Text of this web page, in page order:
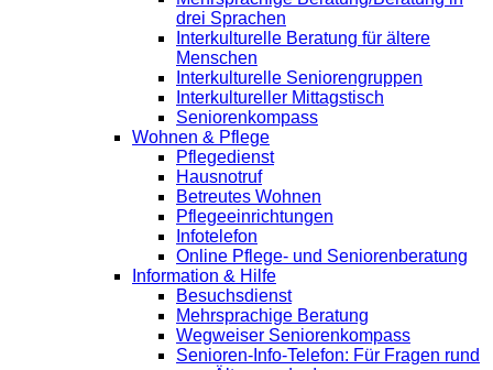
drei Sprachen
Interkulturelle Beratung für ältere
Menschen
Interkulturelle Seniorengruppen
Interkultureller Mittagstisch
Seniorenkompass
Wohnen & Pflege
Pflegedienst
Hausnotruf
Betreutes Wohnen
Pflegeeinrichtungen
Infotelefon
Online Pflege- und Seniorenberatung
Information & Hilfe
Besuchsdienst
Mehrsprachige Beratung
Wegweiser Seniorenkompass
Senioren-Info-Telefon: Für Fragen rund